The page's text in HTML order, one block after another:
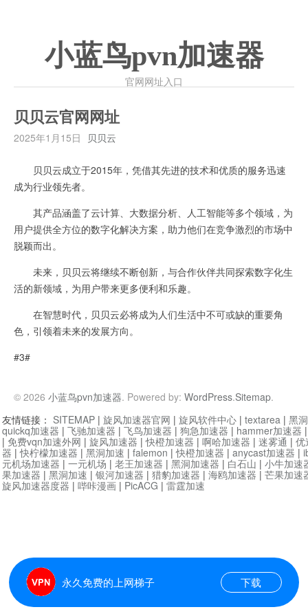
小蓝鸟pvn加速器
官网网址入口
贝贝云官网网址
2025年1月15日 贝贝云
贝贝云成立于2015年，凭借其先进的技术和优质的服务迅速
成为行业领先者。
其产品涵盖了云计算、大数据分析、人工智能等多个领域，为
用户提供全方位的数字化解决方案，助力他们在竞争激烈的市场中
脱颖而出。
未来，贝贝云将继续不断创新，与合作伙伴共同探索数字化生
活的新领域，为用户带来更多便利和乐趣。
在智慧时代，贝贝云必将成为人们生活中不可或缺的重要角
色，引领着未来的发展方向。
#3#
© 2026 小蓝鸟pvn加速器. Powered by: WordPress.Sitemap.
永久免费的上网梯子 下载
友情链接： SITEMAP | 旋风加速器官网 | 旋风软件中心 | textarea | 黑
quickq加速器 | 飞驰加速器 | 飞鸟加速器 | 狗急加速器 | hammer加速器
| 免费vqn加速外网 | 旋风加速器 |快橙加速器 | 啊哈加速器 | 迷雾通 | 优
器 |快柠檬加速器 | 黑洞加速 | falemon |快橙加速器 | anycast加速器 |
元机场加速器 | 一元机场 | 老王加速器 | 黑洞加速器 | 白石山 | 小牛加速
果加速器 | 黑洞加速 | 银河加速器 | 猎豹加速器 | 海鸥加速器 | 芒果加速
旋风加速器度器 | 哔咔漫画 | PicACG | 雷霆加速